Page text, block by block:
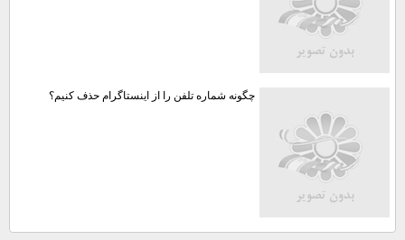
چگونه شماره تلفن را از اینستاگرام حذف کنیم؟